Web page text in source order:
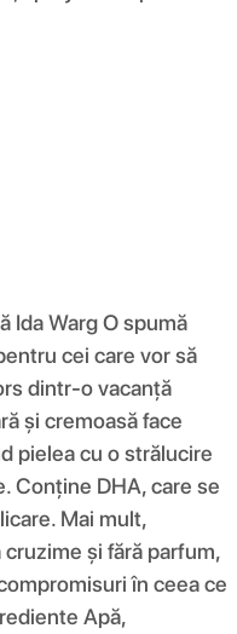
Ida Warg O spumă
cei care vor să
dintr-o vacanță
și cremoasă face
pielea cu o strălucire
Conține DHA, care se
Mai mult,
și fără parfum,
în ceea ce
Apă,